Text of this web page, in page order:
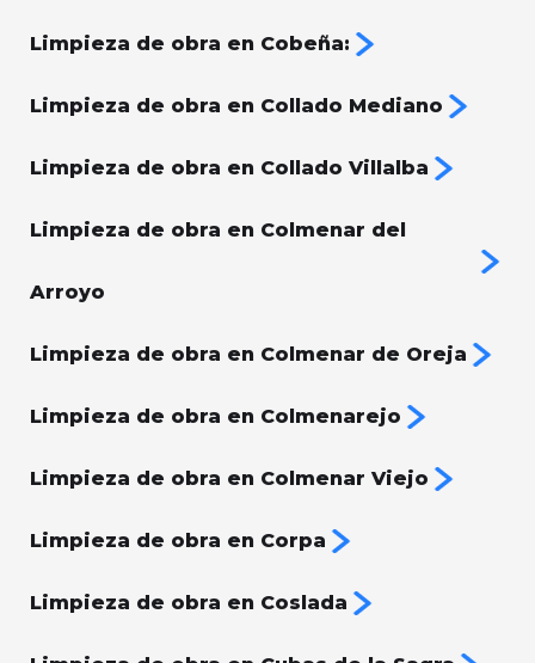
Limpieza de obra en Cobeña:
Limpieza de obra en Collado Mediano
Limpieza de obra en Collado Villalba
Limpieza de obra en Colmenar del
Arroyo
Limpieza de obra en Colmenar de Oreja
Limpieza de obra en Colmenarejo
Limpieza de obra en Colmenar Viejo
Limpieza de obra en Corpa
Limpieza de obra en Coslada